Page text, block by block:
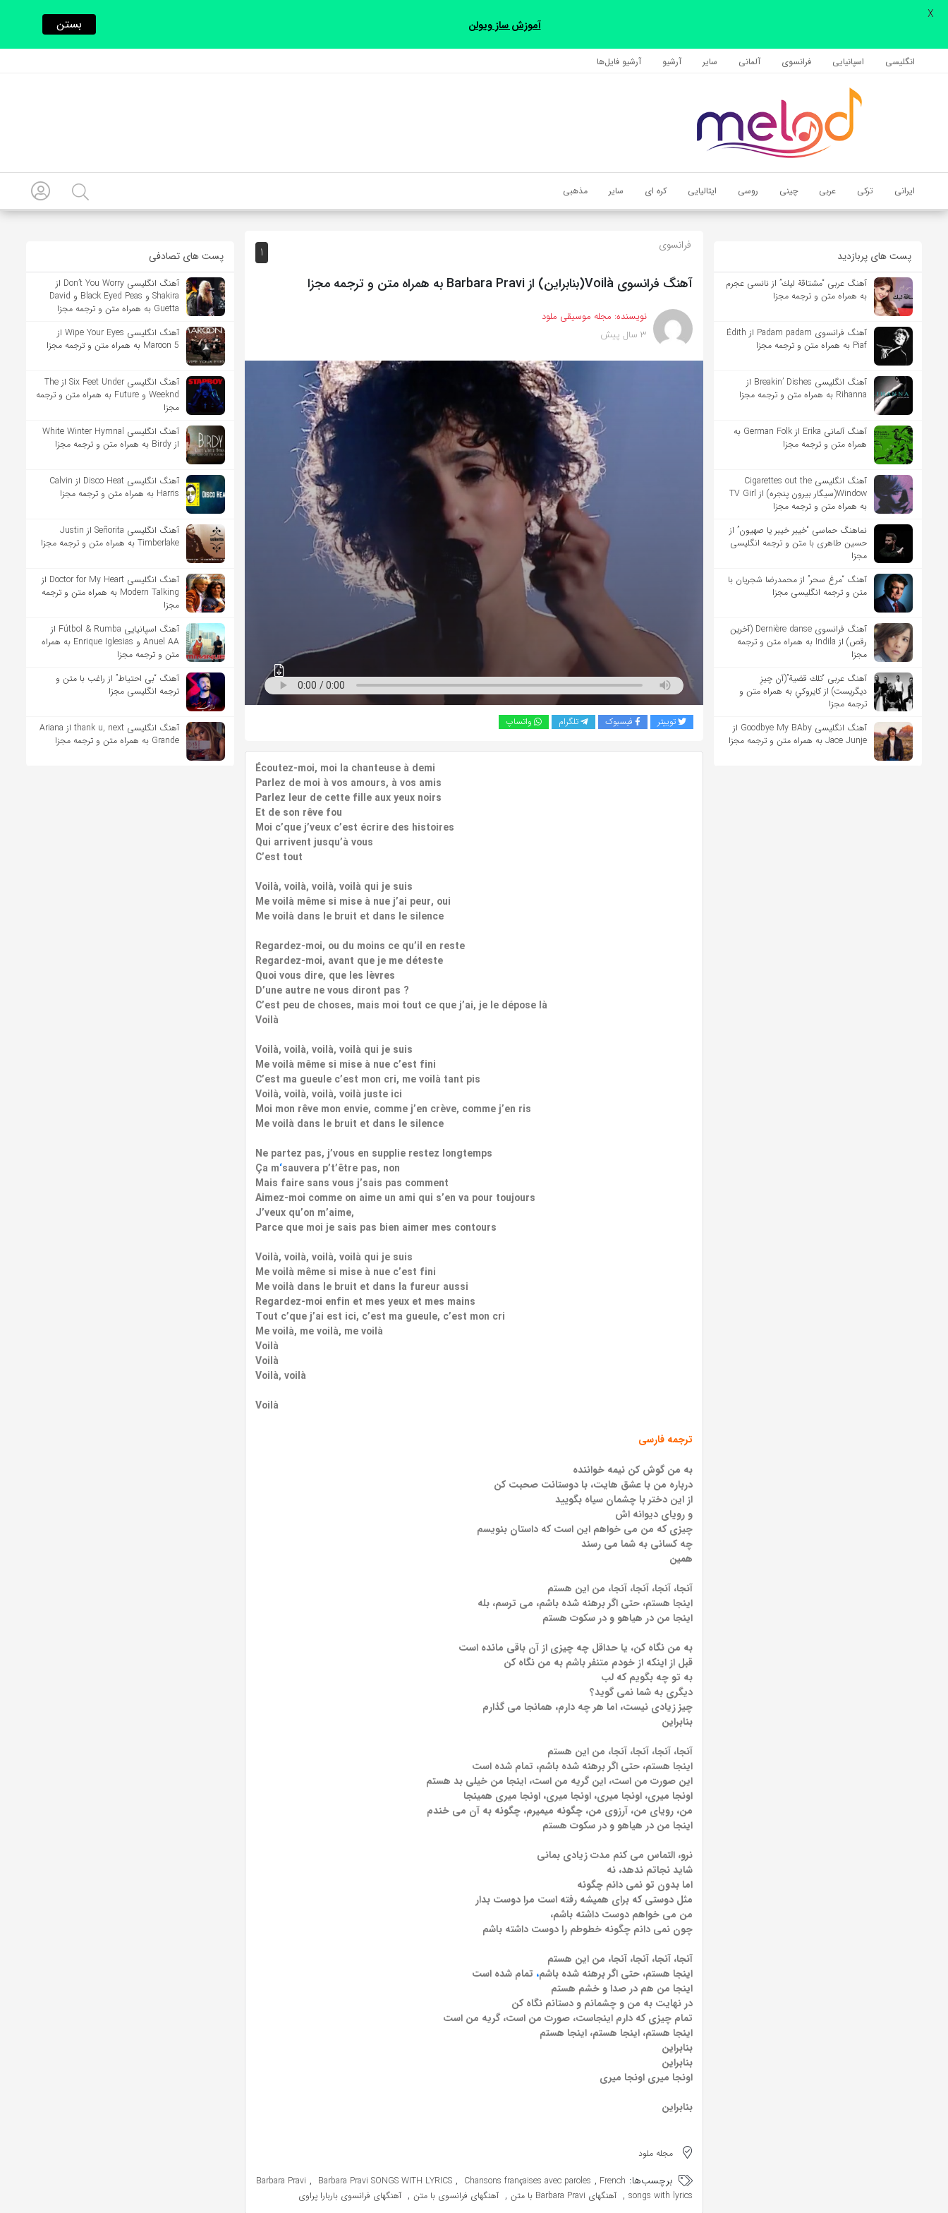
انگلیسی اسپانیایی فرانسوی آلمانی سایر آرشیو آرشیو فایل‌‎ها
ایرانی ترکی عربی چینی روسی ایتالیایی کره ای سایر مذهبی
اشتراک گذاری
با استفاده از روش‌های زیر می‌توانید این صفحه را با دوستان خود به
کپی لینک
پست های پربازدید
آهنگ عربی “مشتاقة لیك” از نانسی عجرم
به همراه متن و ترجمه مجزا
آهنگ فرانسوی Padam padam از Édith
Piaf به همراه متن و ترجمه مجزا
آهنگ انگلیسی Breakin’ Dishes از
Rihanna به همراه متن و ترجمه مجزا
آهنگ آلمانی Erika از German Folk به
همراه متن و ترجمه مجزا
آهنگ انگلیسی Cigarettes out the
Window(سیگار بیرون پنجره) از TV Girl
به همراه متن و ترجمه مجزا
نماهنگ حماسی “خیبر خیبر یا صهیون” از
حسین طاهری با متن و ترجمه انگلیسی
مجزا
آهنگ “مرغ سحر” از محمدرضا شجریان با
متن و ترجمه انگلیسی مجزا
آهنگ فرانسوی Dernière danse (آخرین
رقص) از Indila به همراه متن و ترجمه
مجزا
آهنگ عربی “تلك قضية”(آن چیزِ
دیگریست) از كايروكي به همراه متن و
ترجمه مجزا
آهنگ انگلیسی Goodbye My BAby از
Jace Junje به همراه متن و ترجمه مجزا
1 فرانسوی
آهنگ فرانسوی Voilà(بنابراین) از Barbara Pravi به همراه متن و ترجمه مجزا
نویسنده: مجله موسیقی ملود
3 سال پیش
توییتر فیسبوک تلگرام واتساپ
Écoutez-moi, moi la chanteuse à demi
Parlez de moi à vos amours, à vos amis
Parlez leur de cette fille aux yeux noirs
Et de son rêve fou
Moi c’que j’veux c’est écrire des histoires
Qui arrivent jusqu’à vous
C’est tout
Voilà, voilà, voilà, voilà qui je suis
Me voilà même si mise à nue j’ai peur, oui
Me voilà dans le bruit et dans le silence
Regardez-moi, ou du moins ce qu’il en reste
Regardez-moi, avant que je me déteste
Quoi vous dire, que les lèvres
D’une autre ne vous diront pas ?
C’est peu de choses, mais moi tout ce que j’ai, je le dépose là
Voilà
Voilà, voilà, voilà, voilà qui je suis
Me voilà même si mise à nue c’est fini
C’est ma gueule c’est mon cri, me voilà tant pis
Voilà, voilà, voilà, voilà juste ici
Moi mon rêve mon envie, comme j’en crève, comme j’en ris
Me voilà dans le bruit et dans le silence
Ne partez pas, j’vous en supplie restez longtemps
Ça m‘sauvera p’t’être pas, non
Mais faire sans vous j’sais pas comment
Aimez-moi comme on aime un ami qui s’en va pour toujours
J’veux qu’on m’aime,
Parce que moi je sais pas bien aimer mes contours
Voilà, voilà, voilà, voilà qui je suis
Me voilà même si mise à nue c’est fini
Me voilà dans le bruit et dans la fureur aussi
Regardez-moi enfin et mes yeux et mes mains
Tout c’que j’ai est ici, c’est ma gueule, c’est mon cri
Me voilà, me voilà, me voilà
Voilà
Voilà
Voilà, voilà
Voilà
ترجمه فارسی
به من گوش کن نیمه خواننده
درباره من با عشق هایت، با دوستانت صحبت کن
از این دختر با چشمان سیاه بگویید
و رویای دیوانه اش
چیزی که من می خواهم این است که داستان بنویسم
چه کسانی به شما می رسند
همین
آنجا، آنجا، آنجا، آنجا، من این هستم
اینجا هستم، حتی اگر برهنه شده باشم، می ترسم، بله
اینجا من در هیاهو و در سکوت هستم
به من نگاه کن، یا حداقل چه چیزی از آن باقی مانده است
قبل از اینکه از خودم متنفر باشم به من نگاه کن
به تو چه بگویم که لب
دیگری به شما نمی گوید؟
چیز زیادی نیست، اما هر چه دارم، همانجا می گذارم
بنابراین
آنجا، آنجا، آنجا، آنجا، من این هستم
اینجا هستم، حتی اگر برهنه شده باشم، تمام شده است
این صورت من است، این گریه من است، اینجا من خیلی بد هستم
اونجا میری، اونجا میری، اونجا میری، اونجا میری همینجا
من، رویای من، آرزوی من، چگونه میمیرم، چگونه به آن می خندم
اینجا من در هیاهو و در سکوت هستم
نرو، التماس می کنم مدت زیادی بمانی
شاید نجاتم ندهد، نه
اما بدون تو نمی دانم چگونه
مثل دوستی که برای همیشه رفته است مرا دوست بدار
من می خواهم دوست داشته باشم،
چون نمی دانم چگونه خطوطم را دوست داشته باشم
آنجا، آنجا، آنجا، آنجا، من این هستم
اینجا هستم، حتی اگر برهنه شده باشم، تمام شده است
اینجا من هم در صدا و خشم هستم
در نهایت به من و چشمانم و دستانم نگاه کن
تمام چیزی که دارم اینجاست، صورت من است، گریه من است
اینجا هستم، اینجا هستم، اینجا هستم
بنابراین
بنابراین
اونجا میری اونجا میری
بنابراین
مجله ملود
برچسب‌ها: Barbara Pravi , Barbara Pravi SONGS WITH LYRICS , Chansons françaises avec paroles , French
songs with lyrics
, آهنگهای Barbara Pravi با متن , آهنگهای فرانسوی با متن , آهنگهای فرانسوی باربارا پراوی
پست های تصادفی
آهنگ انگلیسی Don’t You Worry از
Shakira و Black Eyed Peas و David
Guetta به همراه متن و ترجمه مجزا
آهنگ انگلیسی Wipe Your Eyes از
Maroon 5 به همراه متن و ترجمه مجزا
آهنگ انگلیسی Six Feet Under از The
Weeknd و Future به همراه متن و ترجمه
مجزا
آهنگ انگلیسی White Winter Hymnal
از Birdy به همراه متن و ترجمه مجزا
آهنگ انگلیسی Disco Heat از Calvin
Harris به همراه متن و ترجمه مجزا
آهنگ انگلیسی Señorita از Justin
Timberlake به همراه متن و ترجمه مجزا
آهنگ انگلیسی Doctor for My Heart از
Modern Talking به همراه متن و ترجمه
مجزا
آهنگ اسپانیایی Fútbol & Rumba از
Anuel AA و Enrique Iglesias به همراه
متن و ترجمه مجزا
آهنگ “بی احتیاط” از راغب با متن و
ترجمه انگلیسی مجزا
آهنگ انگلیسی thank u, next از Ariana
Grande به همراه متن و ترجمه مجزا
آموزش ساز ویولن بستن
X